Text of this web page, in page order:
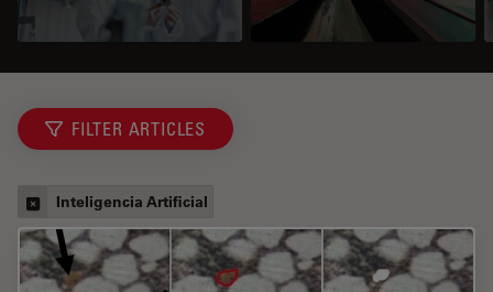
FILTER ARTICLES
Inteligencia Artificial